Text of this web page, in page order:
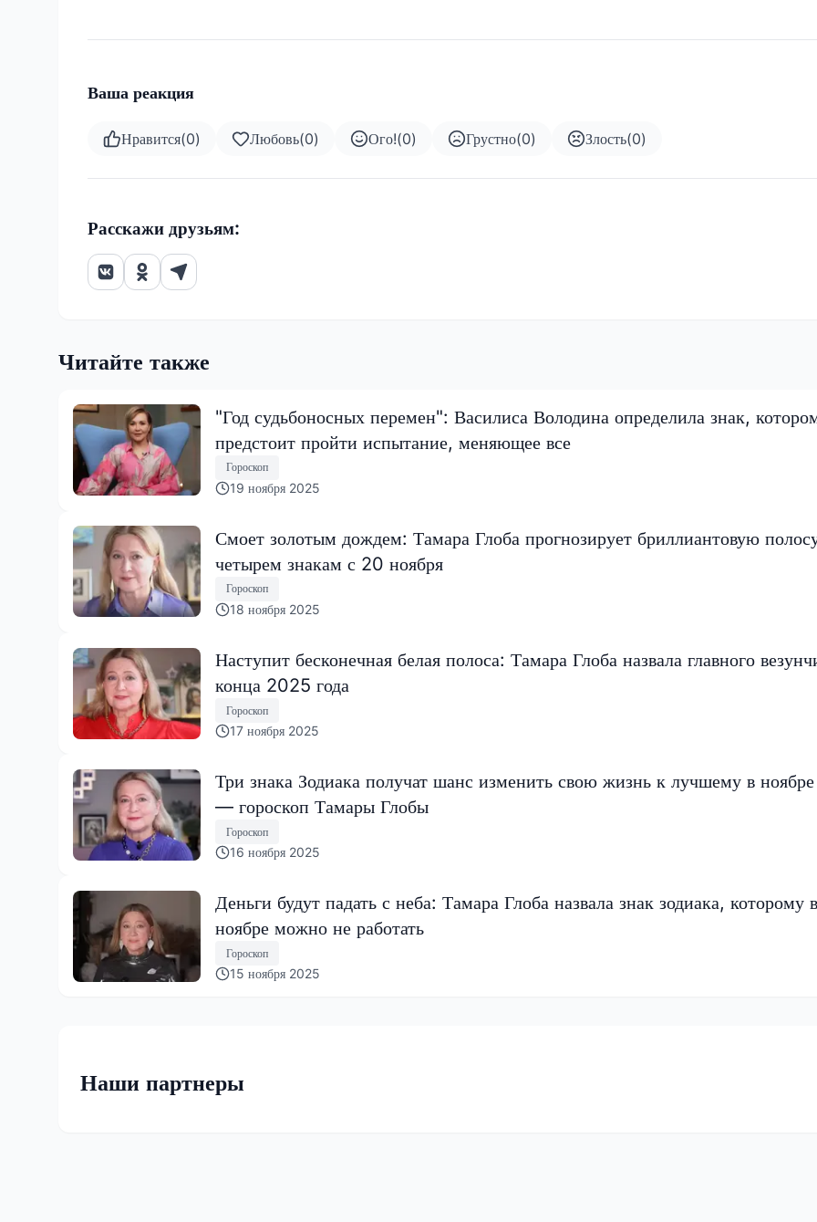
Ваша реакция
Нравится(0) Любовь(0) Ого!(0) Грустно(0) Злость(0)
Расскажи друзьям:
Читайте также
"Год судьбоносных перемен": Василиса Володина определила знак,
предстоит пройти испытание, меняющее все
Гороскоп
19 ноября 2025
Смоет золотым дождем: Тамара Глоба прогнозирует бриллиантовую
четырем знакам с 20 ноября
Гороскоп
18 ноября 2025
Наступит бесконечная белая полоса: Тамара Глоба назвала главного
конца 2025 года
Гороскоп
17 ноября 2025
Три знака Зодиака получат шанс изменить свою жизнь к лучшему в
— гороскоп Тамары Глобы
Гороскоп
16 ноября 2025
Деньги будут падать с неба: Тамара Глоба назвала знак зодиака, которому в
ноябре можно не работать
Гороскоп
15 ноября 2025
Наши партнеры